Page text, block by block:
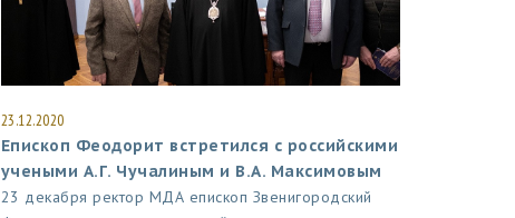
23.12.2020
Епископ Феодорит встретился с российскими
учеными А.Г. Чучалиным и В.А. Максимовым
23 декабря ректор МДА епископ Звенигородский